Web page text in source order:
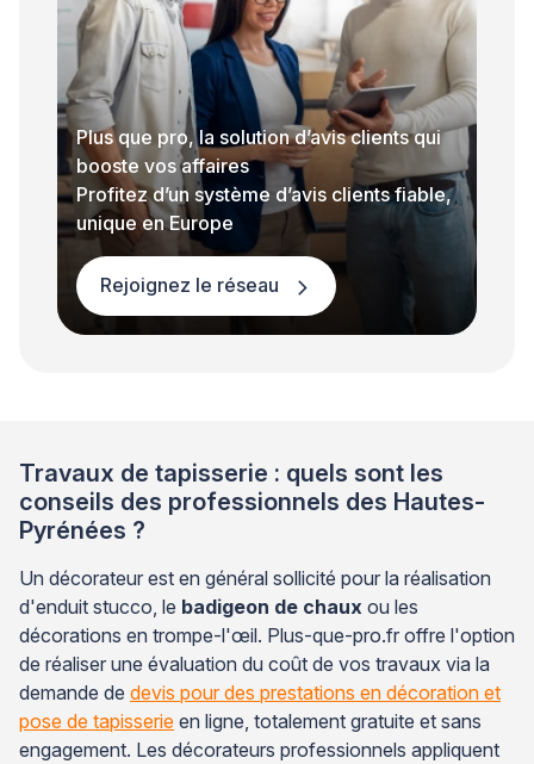
Plus que pro, la solution d’avis clients qui
booste vos affaires
Profitez d’un système d’avis clients fiable,
unique en Europe
Rejoignez le réseau
Travaux de tapisserie : quels sont les
conseils des professionnels des Hautes-
Pyrénées ?
Un décorateur est en général sollicité pour la réalisation
d'enduit stucco, le badigeon de chaux ou les
décorations en trompe-l'œil. Plus-que-pro.fr offre l'option
de réaliser une évaluation du coût de vos travaux via la
demande de devis pour des prestations en décoration et
pose de tapisserie en ligne, totalement gratuite et sans
engagement. Les décorateurs professionnels appliquent